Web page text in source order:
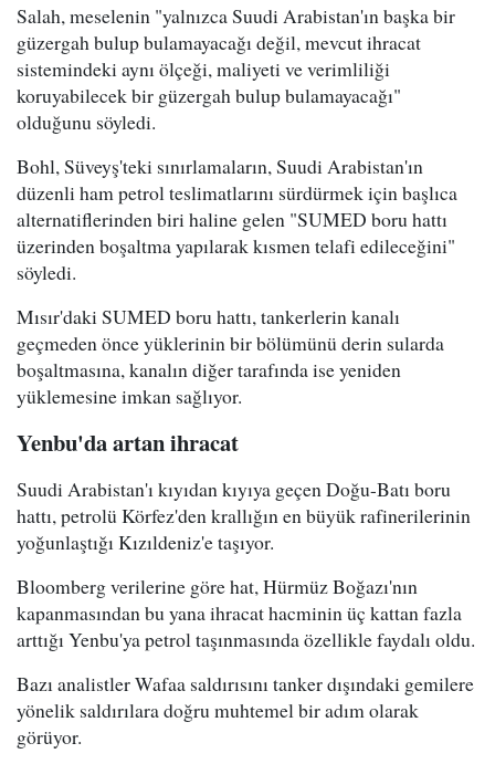
Salah, meselenin "yalnızca Suudi Arabistan'ın başka bir
güzergah bulup bulamayacağı değil, mevcut ihracat
sistemindeki aynı ölçeği, maliyeti ve verimliliği
koruyabilecek bir güzergah bulup bulamayacağı"
olduğunu söyledi.
Bohl, Süveyş'teki sınırlamaların, Suudi Arabistan'ın
düzenli ham petrol teslimatlarını sürdürmek için başlıca
alternatiflerinden biri haline gelen "SUMED boru hattı
üzerinden boşaltma yapılarak kısmen telafi edileceğini"
söyledi.
Mısır'daki SUMED boru hattı, tankerlerin kanalı
geçmeden önce yüklerinin bir bölümünü derin sularda
boşaltmasına, kanalın diğer tarafında ise yeniden
yüklemesine imkan sağlıyor.
Yenbu'da artan ihracat
Suudi Arabistan'ı kıyıdan kıyıya geçen Doğu-Batı boru
hattı, petrolü Körfez'den krallığın en büyük rafinerilerinin
yoğunlaştığı Kızıldeniz'e taşıyor.
Bloomberg verilerine göre hat, Hürmüz Boğazı'nın
kapanmasından bu yana ihracat hacminin üç kattan fazla
arttığı Yenbu'ya petrol taşınmasında özellikle faydalı oldu.
Bazı analistler Wafaa saldırısını tanker dışındaki gemilere
yönelik saldırılara doğru muhtemel bir adım olarak
görüyor.